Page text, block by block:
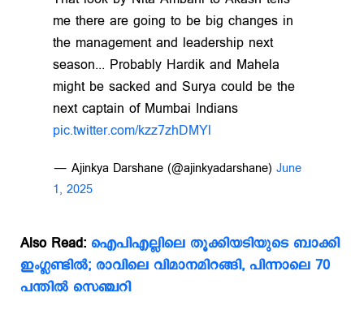
me there are going to be big changes in
the management and leadership next
season... Probably Hardik and Mahela
might be sacked and Surya could be the
next captain of Mumbai Indians
pic.twitter.com/kzz7zhDMYl
— Ajinkya Darshane (@ajinkyadarshane) June
1, 2025
Also Read: ഐപിഎല്ലിലെ തൂക്കിയടിയുടെ ബാക്കി
ഇംഗ്ലണ്ടില്‍; രാവിലെ വിമാനമിറങ്ങി, പിന്നാലെ 70
പന്തില്‍ സെഞ്ചറി